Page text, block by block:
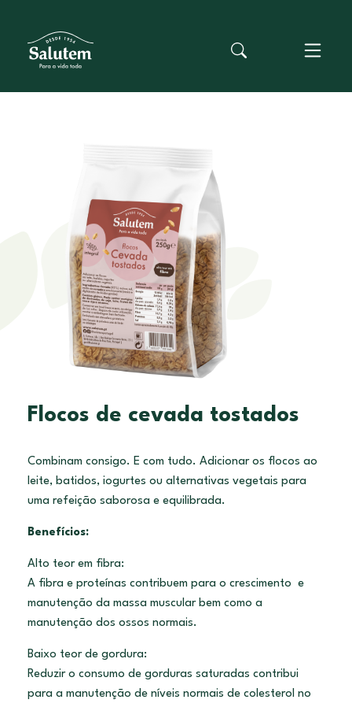
Flocos de cevada tostados
Combinam consigo. E com tudo. Adicionar os flocos ao
leite, batidos, iogurtes ou alternativas vegetais para
uma refeição saborosa e equilibrada.
Benefícios:
Alto teor em fibra:
A fibra e proteínas contribuem para o crescimento e
manutenção da massa muscular bem como a
manutenção dos ossos normais.
Baixo teor de gordura:
Reduzir o consumo de gorduras saturadas contribui
para a manutenção de níveis normais de colesterol no